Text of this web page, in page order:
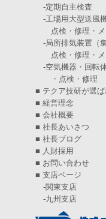
2024年12月(4)
2024年11月(6)
2024年10月(5)
2024年9月(4)
2024年8月(5)
2024年7月(6)
2024年6月 (4)
2024年5月(5)
2024年4月(5)
(6)
-定期自主検査
-工場用大型送風
点検・修理・
-局所排気装置（
点検・修理・
-空気機器・回転
・点検・修理
■ テクア技研が選
■ 経営理念
■ 会社概要
■ 社長あいさつ
■ 社長ブログ
■ 人財採用
■ お問い合わせ
■ 支店ページ
-関東支店
-九州支店